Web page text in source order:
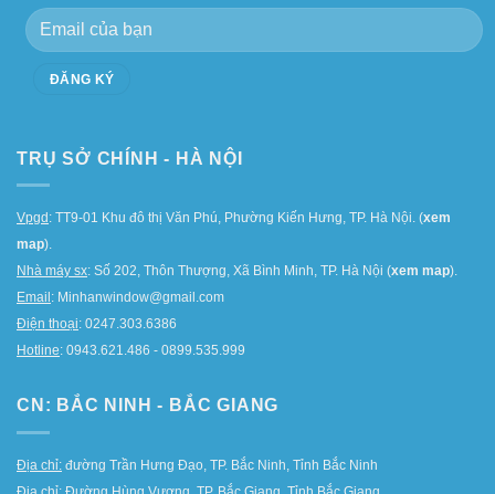
TRỤ SỞ CHÍNH - HÀ NỘI
Vpgd : TT9-01 Khu đô thị Văn Phú, Phường Kiến Hưng, TP. Hà Nội. (xem
map).
Nhà máy sx: Số 202, Thôn Thượng, Xã Bình Minh, TP. Hà Nội (xem map).
Email : Minhanwindow@gmail.com
Điện thoại: 0247.303.6386
Hotline: 0943.621.486 - 0899.535.999
CN: BẮC NINH - BẮC GIANG
Địa chỉ: đường Trần Hưng Đạo, TP. Bắc Ninh, Tỉnh Bắc Ninh